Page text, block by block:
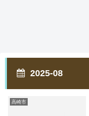
2025-08
高崎市